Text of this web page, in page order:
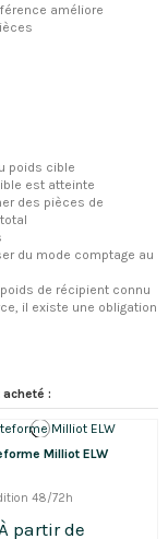
améliore
poids cible
est atteinte
des pièces de
du mode comptage au
poids de récipient connu
il existe une obligation
:
Milliot ELW
48/72h